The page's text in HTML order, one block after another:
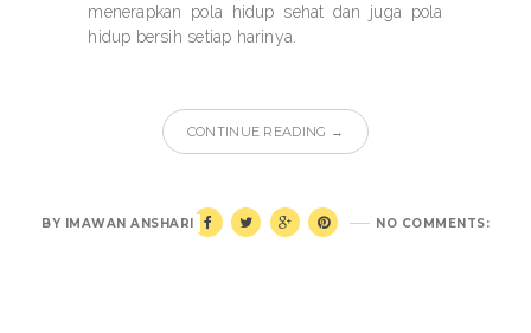
menerapkan pola hidup sehat dan juga pola
hidup bersih setiap harinya.
CONTINUE READING →
NO COMMENTS:
BY IMAWAN ANSHARI